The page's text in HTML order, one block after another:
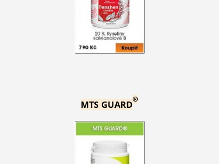
MTS GUARD®